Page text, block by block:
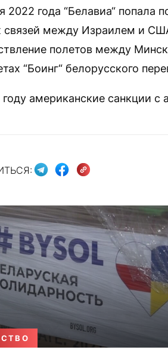
2022 года “Белавиа“ попала
связей между Израилем и
полетов между
“Боинг“ белорусского
американские санкции с